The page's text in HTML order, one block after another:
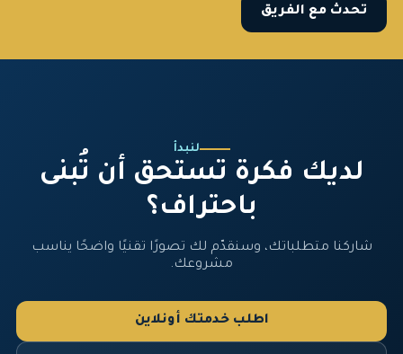
تحدث مع الفريق
لنبدأ
لديك فكرة تستحق أن تُبنى
باحتراف؟
شاركنا متطلباتك، وسنقدّم لك تصورًا تقنيًا واضحًا يناسب
مشروعك.
اطلب خدمتك أونلاين